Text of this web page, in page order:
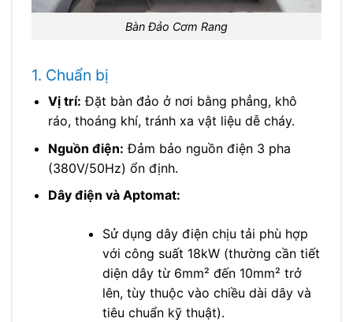
Bàn Đảo Cơm Rang
1. Chuẩn bị
Vị trí: Đặt bàn đảo ở nơi bằng phẳng, khô
ráo, thoáng khí, tránh xa vật liệu dễ cháy.
Nguồn điện: Đảm bảo nguồn điện 3 pha
(380V/50Hz) ổn định.
Dây điện và Aptomat:
Sử dụng dây điện chịu tải phù hợp
với công suất 18kW (thường cần tiết
diện dây từ 6mm² đến 10mm² trở
lên, tùy thuộc vào chiều dài dây và
tiêu chuẩn kỹ thuật).